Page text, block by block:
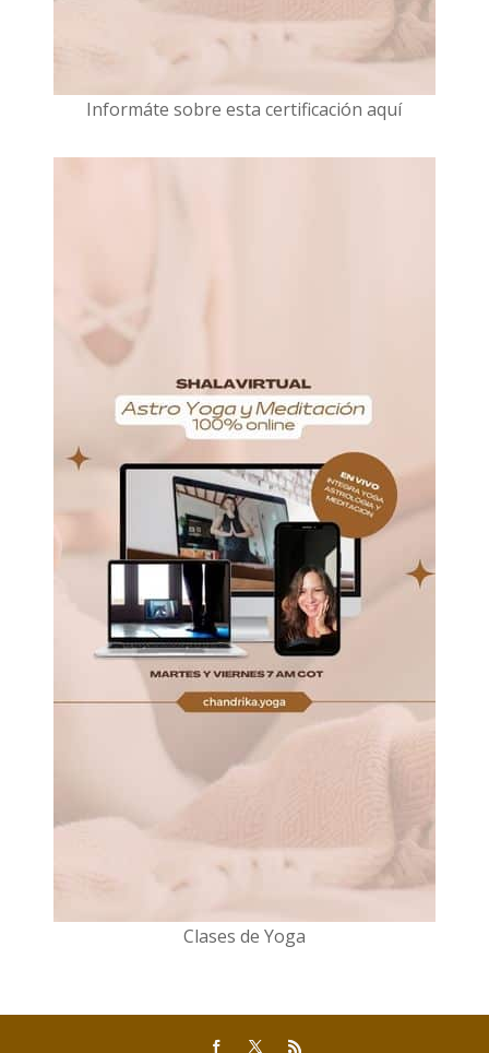
Informáte sobre esta certificación aquí
Clases de Yoga